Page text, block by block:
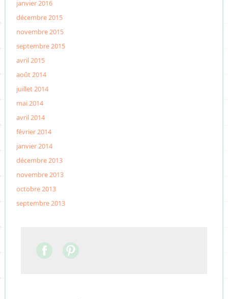
janvier 2016
décembre 2015
novembre 2015
septembre 2015
avril 2015
août 2014
juillet 2014
mai 2014
avril 2014
février 2014
janvier 2014
décembre 2013
novembre 2013
octobre 2013
septembre 2013